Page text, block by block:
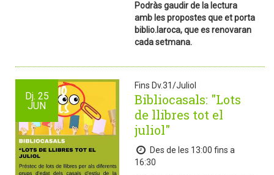
Podràs gaudir de la lectura
amb les propostes que et porta
biblio.laroca, que es renovaran
cada setmana.
Dj. 25
JUN
Fins Dv.31/Juliol
Bibliocasals: "Lots
de llibres tot el
juliol"
Des de les 13:00 fins a
16:30